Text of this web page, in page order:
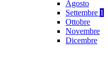
Agosto
Settembre 1
Ottobre
Novembre
Dicembre